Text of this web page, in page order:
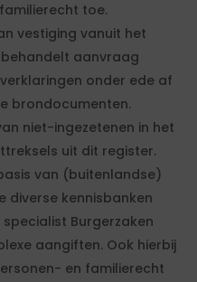
toe.
vestiging vanuit het
aanvraag
onder ede af
brondocumenten.
niet-ingezetenen in het
uit dit register.
van (buitenlandse)
diverse kennisbanken
Burgerzaken
aangiften. Ook hierbij
en familierecht